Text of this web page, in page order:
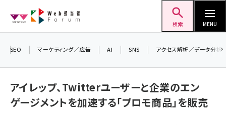
ン
検索 MENU
SEO マーケティング／広告 AI SNS アクセス解析／データ分析
アイレップ、Twitterユーザーと企業のエン
ゲージメントを加速する「プロモ商品」を販売